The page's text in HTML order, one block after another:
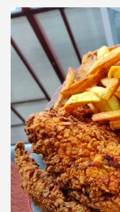
Ronțăieli
Băuturi
Băuturi calde
Băuturi reci
Cocktail-uri
Smoothies
Ceva Dulce
Biscuiți, Bomboane și
Fursecuri
Brioșe și Checuri
Budinci, Jeleuri și Sufleuri
Cheesecake